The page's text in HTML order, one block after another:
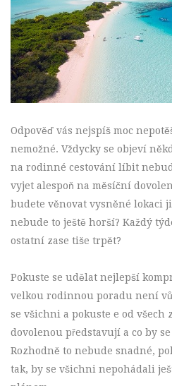
Odpověď vás nejspíš moc
nemožné. Vždycky se objeví
na rodinné cestování líbit
vyjet alespoň na měsíční
budete věnovat vysněné lokaci
nebude to ještě horší? Každý
ostatní zase tiše trpět?
Pokuste se udělat nejlepší
velkou rodinnou poradu není
se všichni a pokuste e od všech
dovolenou představují a co by
Rozhodně to nebude snadné,
tak, by se všichni nepohádali